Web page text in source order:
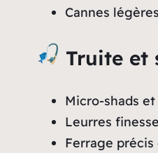
Cannes
Truite et
Micro-shads
Leurres
Ferrage